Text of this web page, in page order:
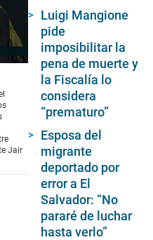
Jair
Luigi Mangione
pide
imposibilitar la
pena de muerte y
la Fiscalía lo
considera
“prematuro”
Esposa del
migrante
deportado por
error a El
Salvador: “No
pararé de luchar
hasta verlo”